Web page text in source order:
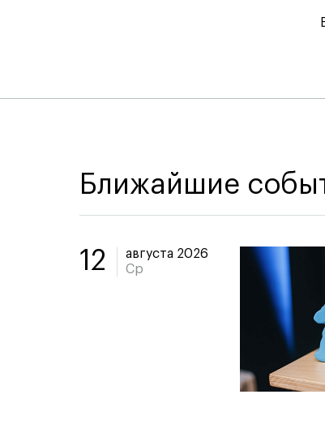
Ближайшие
12
августа 2026
Ср